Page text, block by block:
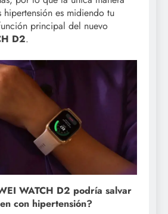
hipertensión es midiendo tu
principal del nuevo
D2.
WATCH D2 podría salvar
con hipertensión?